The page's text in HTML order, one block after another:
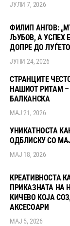
ЈУЛИ 7, 2026
ФИЛИП АНГОВ:
ЉУБОВ, А УСПЕХ
ДОПРЕ ДО
ЈУНИ 24, 2026
СТРАНЦИТЕ
НАШИОТ РИТАМ
БАЛКАНСКА
МАЈ 21, 2026
УНИКАТНОСТА
ОДБЛИСКУ СО
МАЈ 18, 2026
КРЕАТИВНОСТА
ПРИКАЗНАТА НА
КИЧЕВО КОЈА
АКСЕСОАРИ
МАЈ 5, 2026